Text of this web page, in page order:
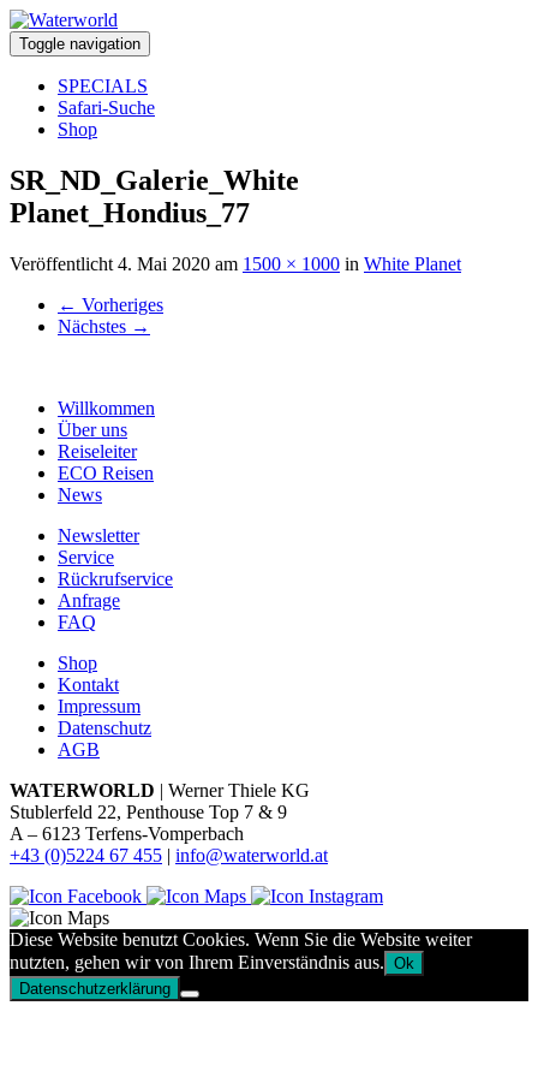
Toggle navigation
SPECIALS
Safari-Suche
Shop
SR_ND_Galerie_White
Planet_Hondius_77
Veröffentlicht 4. Mai 2020 am 1500 × 1000 in White Planet
← Vorheriges
Nächstes →
Willkommen
Über uns
Reiseleiter
ECO Reisen
News
Newsletter
Service
Rückrufservice
Anfrage
FAQ
Shop
Kontakt
Impressum
Datenschutz
AGB
WATERWORLD | Werner Thiele KG
Stublerfeld 22, Penthouse Top 7 & 9
A – 6123 Terfens-Vomperbach
+43 (0)5224 67 455 | info@waterworld.at
Diese Website benutzt Cookies. Wenn Sie die Website weiter
nutzten, gehen wir von Ihrem Einverständnis aus. Ok
Datenschutzerklärung